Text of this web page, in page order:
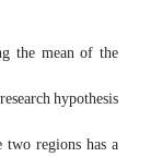
the mean of the
hypothesis
regions has a